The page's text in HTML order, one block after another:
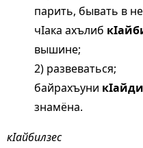
парить, бывать в
чIака ахълиб
вышине;
2) развеваться;
байрахъуни
знамёна.
кIайбилзес